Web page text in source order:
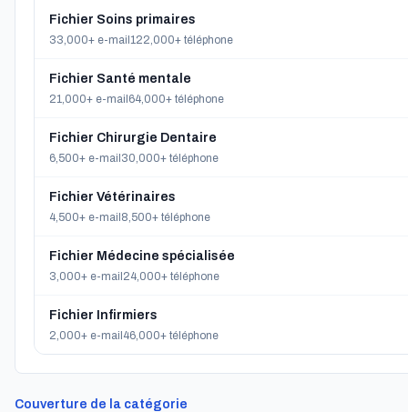
Fichier Soins primaires
33,000+ e-mail 122,000+ téléphone
Fichier Santé mentale
21,000+ e-mail 64,000+ téléphone
Fichier Chirurgie Dentaire
6,500+ e-mail 30,000+ téléphone
Fichier Vétérinaires
4,500+ e-mail 8,500+ téléphone
Fichier Médecine spécialisée
3,000+ e-mail 24,000+ téléphone
Fichier Infirmiers
2,000+ e-mail 46,000+ téléphone
Couverture de la catégorie